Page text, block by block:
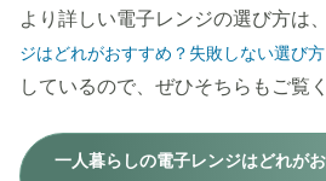
より詳しい電子レンジの選び方は
ジはどれがおすすめ？失敗しない選び方
しているので、ぜひそちらもご覧
一人暮らしの電子レンジはどれが